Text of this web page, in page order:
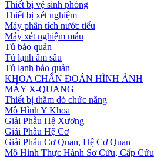
Thiết bị vệ sinh phòng
Thiết bị xét nghiệm
Máy phân tích nước tiểu
Máy xét nghiệm máu
Tủ bảo quản
Tủ lạnh âm sâu
Tủ lạnh bảo quản
KHOA CHẨN ĐOÁN HÌNH ẢNH
MÁY X-QUANG
Thiết bị thăm dò chức năng
Mô Hình Y Khoa
Giải Phẫu Hệ Xương
Giải Phẫu Hệ Cơ
Giải Phẫu Cơ Quan, Hệ Cơ Quan
Mô Hình Thực Hành Sơ Cứu, Cấp Cứu